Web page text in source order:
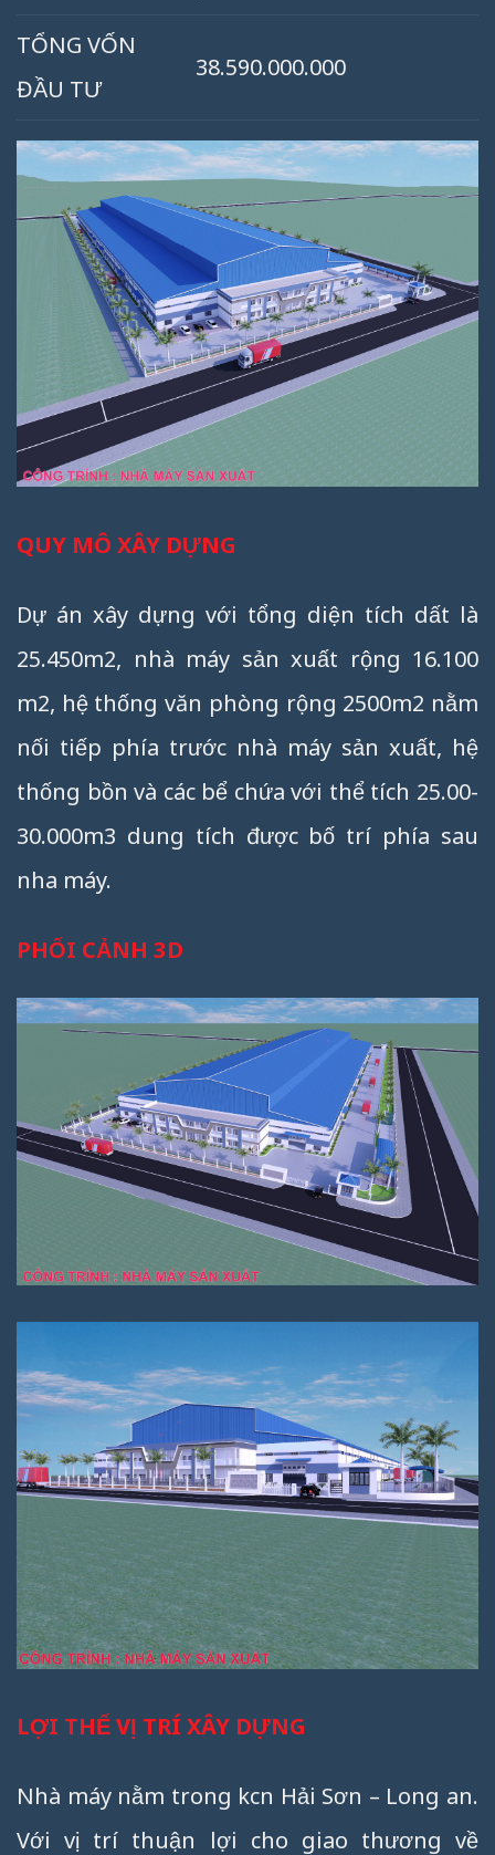
TỔNG VỐN
ĐẦU TƯ
38.590.000.000
QUY MÔ XÂY DỰNG
Dự án xây dựng với tổng diện tích dất là
25.450m2, nhà máy sản xuất rộng 16.100
m2, hệ thống văn phòng rộng 2500m2 nằm
nối tiếp phía trước nhà máy sản xuất, hệ
thống bồn và các bể chứa với thể tích 25.00-
30.000m3 dung tích được bố trí phía sau
nha máy.
PHỐI CẢNH 3D
LỢI THẾ VỊ TRÍ XÂY DỰNG
Nhà máy nằm trong kcn Hải Sơn – Long an.
Với vị trí thuận lợi cho giao thương về